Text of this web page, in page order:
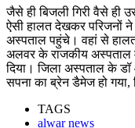
जैसे ही बिजली गिरी वैसे
ऐसी हालत देखकर परिजनों
अस्पताल पहुंचे। वहां से
अलवर के राजकीय अस्पताल
दिया। जिला अस्पताल के डॉ
सपना का ब्रेन डैमेज हो
TAGS
alwar news